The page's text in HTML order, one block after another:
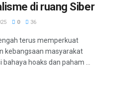
di ruang Siber
0 36
terus memperkuat
kebangsaan masyarakat
hoaks dan paham ...